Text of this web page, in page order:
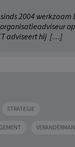
2004 werkzaam
adviseert hij […]
STRATEGIE